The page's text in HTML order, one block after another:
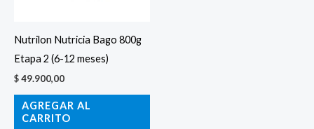
Nutrilon Nutricia Bago 800g
Etapa 2 (6-12 meses)
$49.900,00
AGREGAR AL
CARRITO